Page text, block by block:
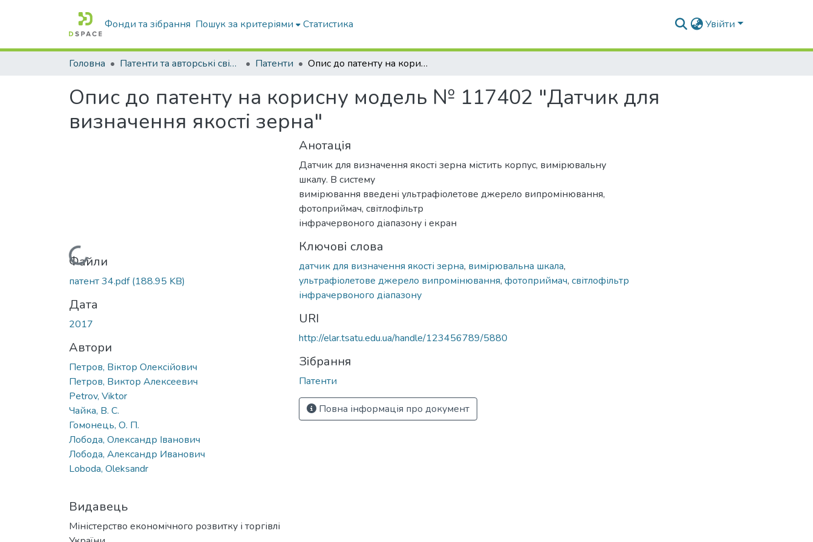
Фонди та зібрання Пошук за критеріями Статистика Увійти
Головна Патенти та авторські свідоцтва Патенти Опис до патенту на корисну модель № 117402 "Датчик для визначення якості зерна"
Опис до патенту на корисну модель № 117402 "Датчик для
визначення якості зерна"
Вантажиться...
Файли
патент 34.pdf(188.95 KB)
Дата
2017
Автори
Петров, Віктор Олексійович
Петров, Виктор Алексеевич
Petrov, Viktor
Чайка, В. С.
Гомонець, О. П.
Лобода, Олександр Іванович
Лобода, Александр Иванович
Loboda, Oleksandr
Видавець
Міністерство економічного розвитку і торгівлі
Анотація
Датчик для визначення якості зерна містить корпус, вимірювальну
шкалу. В систему
вимірювання введені ультрафіолетове джерело випромінювання,
фотоприймач, світлофільтр
інфрачервоного діапазону і екран
Ключові слова
датчик для визначення якості зерна, вимірювальна шкала,
ультрафіолетове джерело випромінювання, фотоприймач, світлофільтр
інфрачервоного діапазону
URI
http://elar.tsatu.edu.ua/handle/123456789/5880
Зібрання
Патенти
Повна інформація про документ